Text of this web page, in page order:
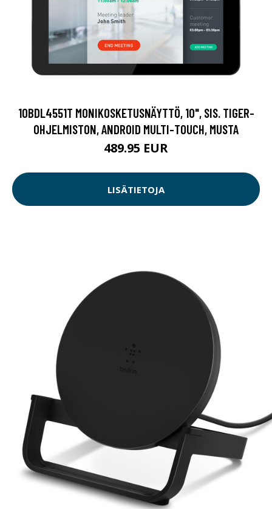
10BDL4551T MONIKOSKETUSNÄYTTÖ, 10", SIS. TIGER-
OHJELMISTON, ANDROID MULTI-TOUCH, MUSTA
489.95 EUR
LISÄTIETOJA